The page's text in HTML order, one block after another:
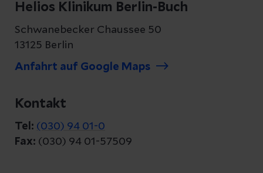
Helios Klinikum Berlin-Buch
Schwanebecker Chaussee 50
13125 Berlin
Anfahrt auf Google Maps
Kontakt
Tel: (030) 94 01-0
Fax: (030) 94 01-57509